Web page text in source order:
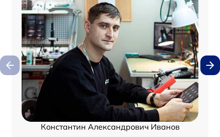
Константин Александрович Иванов